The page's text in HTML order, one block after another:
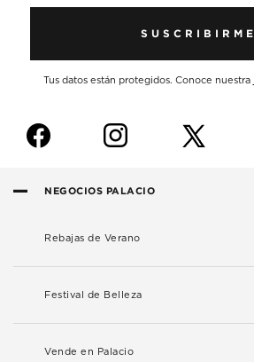
SUSCRIBIRME
Tus datos están protegidos. Conoce nuestra
f i
NEGOCIOS PALACIO
Rebajas de Verano
Festival de Belleza
Vende en Palacio